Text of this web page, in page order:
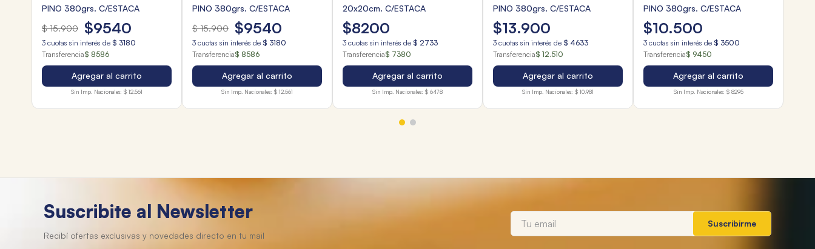
PINO 380grs. C/ESTACA
$ 15.900 $9540
3 cuotas sin interés de $ 3180
Transferencia$ 8586
Agregar al carrito
Sin Imp. Nacionales: $ 12.561
PINO 380grs. C/ESTACA
$ 15.900 $9540
3 cuotas sin interés de $ 3180
Transferencia$ 8586
Agregar al carrito
Sin Imp. Nacionales: $ 12.561
20x20cm. C/ESTACA
$8200
3 cuotas sin interés de $ 2733
Transferencia$ 7380
Agregar al carrito
Sin Imp. Nacionales: $ 6478
PINO 380grs. C/ESTACA
$13.900
3 cuotas sin interés de $ 4633
Transferencia$ 12.510
Agregar al carrito
Sin Imp. Nacionales: $ 10.981
PINO 380grs. C/ESTACA
$10.500
3 cuotas sin interés de $ 3500
Transferencia$ 9450
Agregar al carrito
Sin Imp. Nacionales: $ 8295
Suscribite al Newsletter
Suscribirme